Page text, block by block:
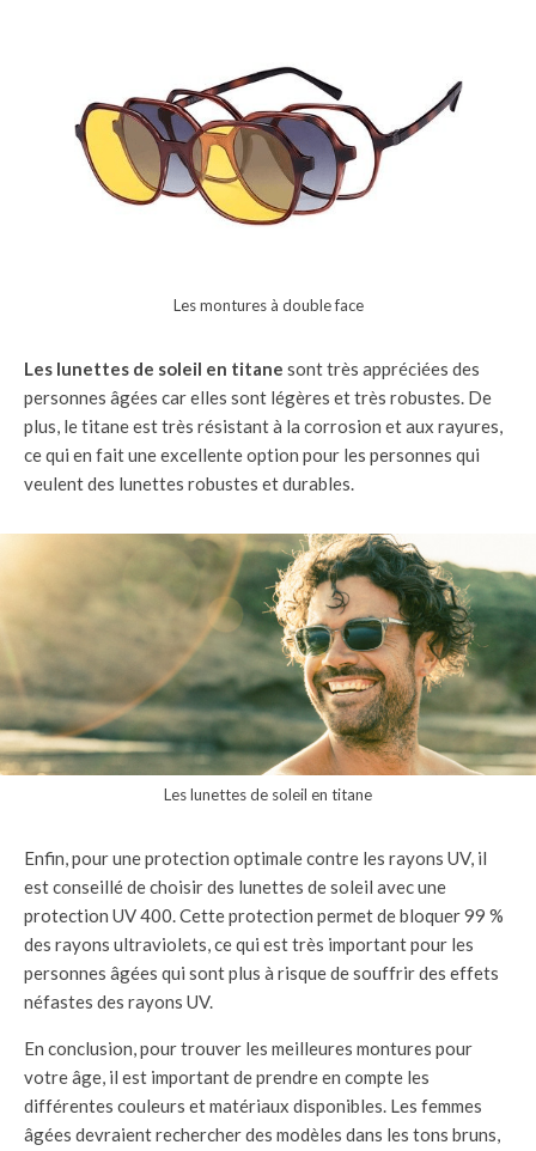
Les montures à double face
Les lunettes de soleil en titane sont très appréciées des
personnes âgées car elles sont légères et très robustes. De
plus, le titane est très résistant à la corrosion et aux rayures,
ce qui en fait une excellente option pour les personnes qui
veulent des lunettes robustes et durables.
Les lunettes de soleil en titane
Enfin, pour une protection optimale contre les rayons UV, il
est conseillé de choisir des lunettes de soleil avec une
protection UV 400. Cette protection permet de bloquer 99 %
des rayons ultraviolets, ce qui est très important pour les
personnes âgées qui sont plus à risque de souffrir des effets
néfastes des rayons UV.
En conclusion, pour trouver les meilleures montures pour
votre âge, il est important de prendre en compte les
différentes couleurs et matériaux disponibles. Les femmes
âgées devraient rechercher des modèles dans les tons bruns,